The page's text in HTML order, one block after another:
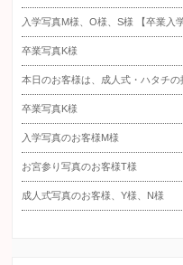
入学写真M様、O様、S様 【卒業入
卒業写真K様
本日のお客様は、成人式・ハタチの
卒業写真K様
入学写真のお客様M様
お宮参り写真のお客様T様
成人式写真のお客様、Y様、N様